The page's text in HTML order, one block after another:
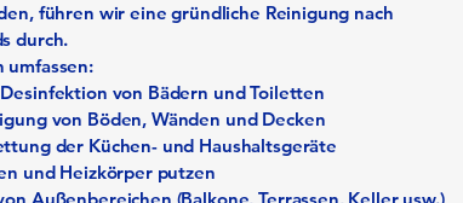
führen wir eine gründliche Reinigung nach
durch.
umfassen:
von Bädern und Toiletten
von Böden, Wänden und Decken
der Küchen- und Haushaltsgeräte
und Heizkörper putzen